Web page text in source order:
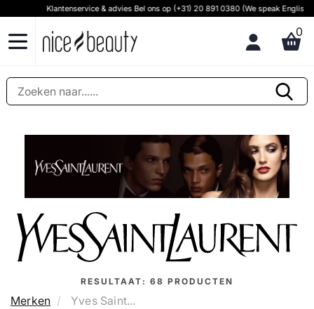
Klantenservice & advies Bel ons op (+31) 20 891 0380 (We speak English)
0
RESULTAAT: 68 PRODUCTEN
Merken Yves Saint...